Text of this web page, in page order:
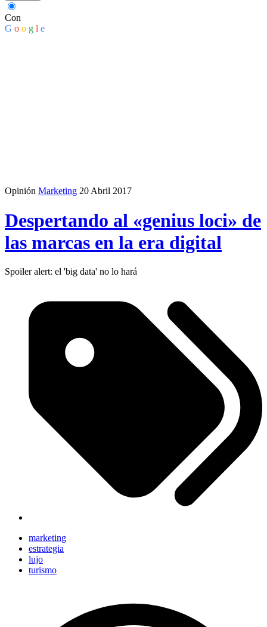
Con
G o o g l e
Opinión Marketing 20 Abril 2017
Despertando al «genius loci» de
las marcas en la era digital
Spoiler alert: el 'big data' no lo hará
marketing
estrategia
lujo
turismo